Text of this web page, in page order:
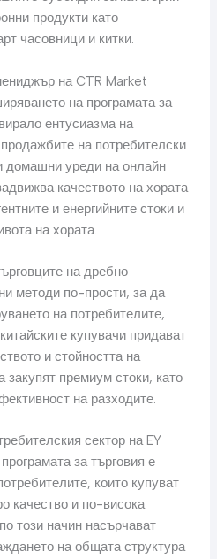
продукти като
часовници и китки.
на CTR Market
на програмата за
ентусиазма на
на потребителски
домашни уреди на онлайн
качеството на хората
и енергийните стоки и
на хората.
на дребно
методи по-прости, за да
на потребителите,
купувачи придават
и стойността на
закупят премиум стоки, като
на разходите.
сектор на EY
за търговия е
които купуват
качество и по-висока
този начин насърчават
на общата структура